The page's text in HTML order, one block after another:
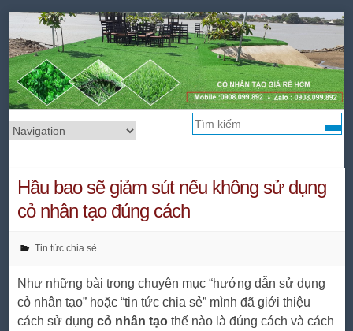
Tìm
Hầu bao sẽ giảm sút nếu không sử dụng
cỏ nhân tạo đúng cách
Tin tức chia sẻ
Như những bài trong chuyên mục “hướng dẫn sử dụng
cỏ nhân tạo” hoặc “tin tức chia sẻ” mình đã giới thiệu
cách sử dụngcỏ nhân tạo thế nào là đúng cách và cách